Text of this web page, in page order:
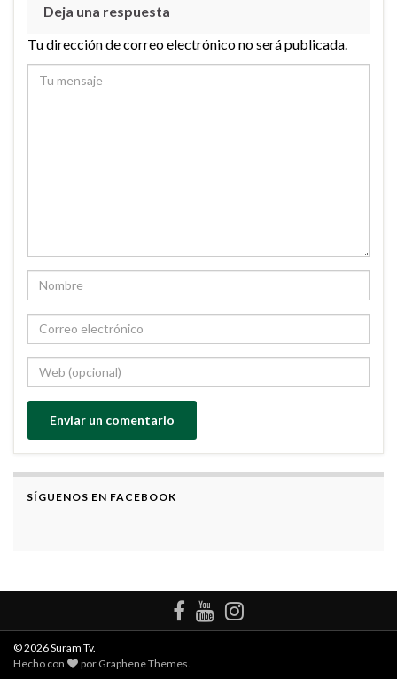
Deja una respuesta
Tu dirección de correo electrónico no será publicada.
SÍGUENOS EN FACEBOOK
© 2026 Suram Tv.
Hecho con
por Graphene Themes